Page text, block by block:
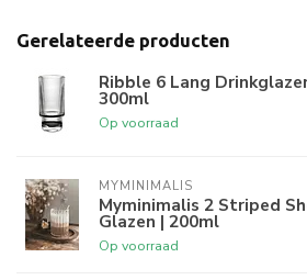
Gerelateerde producten
Ribble 6 Lang
300ml
Op voorraad
MYMINIMALIS
Myminimalis 2 Striped
Glazen | 200ml
Op voorraad